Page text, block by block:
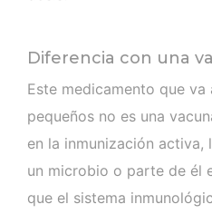
Diferencia con una
Este medicamento que va
pequeños no es una
en la inmunización activa,
un microbio o parte de él
que el sistema